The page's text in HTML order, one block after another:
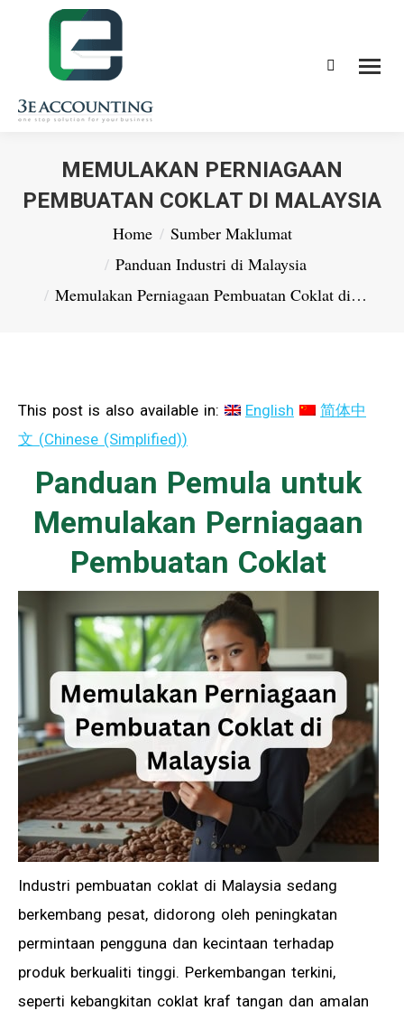
Search:
MEMULAKAN PERNIAGAAN
PEMBUATAN COKLAT DI MALAYSIA
Home
Sumber Maklumat
Panduan Industri di Malaysia
Memulakan Perniagaan Pembuatan Coklat di…
This post is also available in: English
简体中
文 (Chinese (Simplified))
Panduan Pemula untuk
Memulakan Perniagaan
Pembuatan Coklat
Industri pembuatan coklat di Malaysia sedang
berkembang pesat, didorong oleh peningkatan
permintaan pengguna dan kecintaan terhadap
produk berkualiti tinggi. Perkembangan terkini,
seperti kebangkitan coklat kraf tangan dan amalan